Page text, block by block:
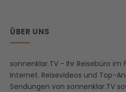
ÜBER UNS
sonnenklar.TV - Ihr Reisebüro im
Internet. Reisevideos und Top-
Sendungen von sonnenklar.TV